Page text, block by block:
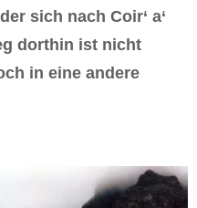
sich nach Coir‘ a‘
dorthin ist nicht
in eine andere